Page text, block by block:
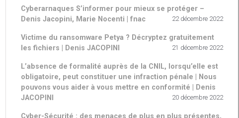
Cyberarnaques S’informer pour mieux se protéger –
Denis Jacopini, Marie Nocenti | fnac
22 décembre 2022
Victime du ransomware Petya ? Décryptez gratuitement
les fichiers | Denis JACOPINI
21 décembre 2022
L’absence de formalité auprès de la CNIL, lorsqu’elle est
obligatoire, peut constituer une infraction pénale | Nous
pouvons vous aider à vous mettre en conformité | Denis
JACOPINI
20 décembre 2022
Cyber-Sécurité : des menaces de plus en plus présentes,